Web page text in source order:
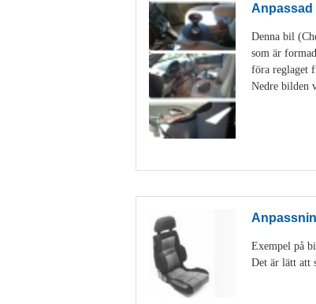
Anpassad
Denna bil
som är
föra reglaget
Nedre bilden
Exempel på
Det är lätt att